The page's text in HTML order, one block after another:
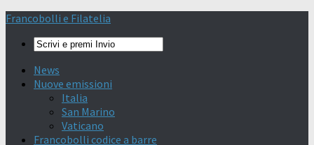
Francobolli e Filatelia
News
Nuove emissioni
Italia
San Marino
Vaticano
Francobolli codice a barre